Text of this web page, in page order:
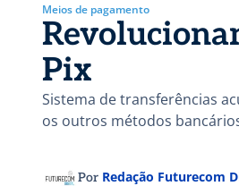
Meios de pagamento
Pix
Sistema de transferências
os outros métodos
Por Redação Futurecom